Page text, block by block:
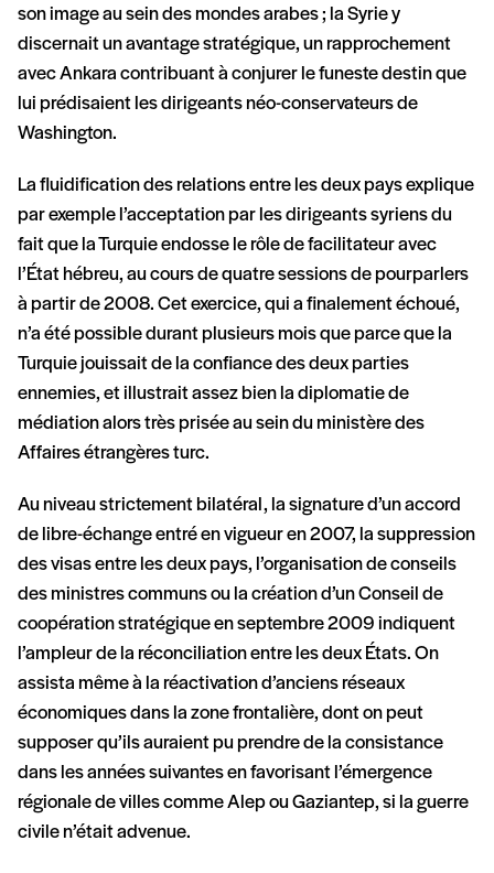
son image au sein des mondes arabes ; la Syrie y
discernait un avantage stratégique, un rapprochement
avec Ankara contribuant à conjurer le funeste destin que
lui prédisaient les dirigeants néo-conservateurs de
Washington.
La fluidification des relations entre les deux pays explique
par exemple l’acceptation par les dirigeants syriens du
fait que la Turquie endosse le rôle de facilitateur avec
l’État hébreu, au cours de quatre sessions de pourparlers
à partir de 2008. Cet exercice, qui a finalement échoué,
n’a été possible durant plusieurs mois que parce que la
Turquie jouissait de la confiance des deux parties
ennemies, et illustrait assez bien la diplomatie de
médiation alors très prisée au sein du ministère des
Affaires étrangères turc.
Au niveau strictement bilatéral, la signature d’un accord
de libre-échange entré en vigueur en 2007, la suppression
des visas entre les deux pays, l’organisation de conseils
des ministres communs ou la création d’un Conseil de
coopération stratégique en septembre 2009 indiquent
l’ampleur de la réconciliation entre les deux États. On
assista même à la réactivation d’anciens réseaux
économiques dans la zone frontalière, dont on peut
supposer qu’ils auraient pu prendre de la consistance
dans les années suivantes en favorisant l’émergence
régionale de villes comme Alep ou Gaziantep, si la guerre
civile n’était advenue.